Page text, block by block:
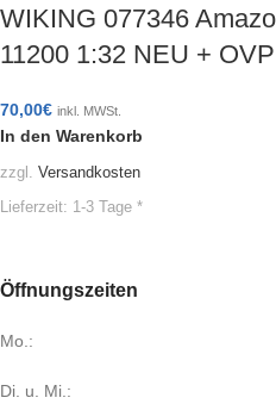
WIKING 077346
11200 1:32 NEU + OVP
70,00€ inkl. MWSt.
In den Warenkorb
zzgl. Versandkosten
Lieferzeit: 1-3 Tage *
Öffnungszeiten
Mo.:
Di. u. Mi.: